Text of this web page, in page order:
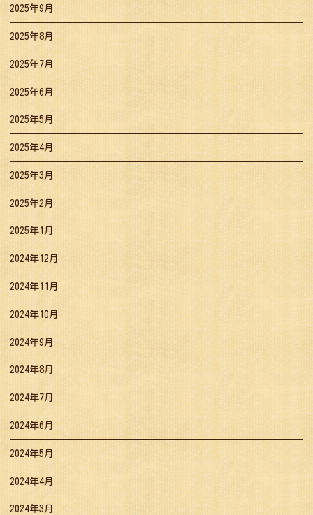
2025年9月
2025年8月
2025年7月
2025年6月
2025年5月
2025年4月
2025年3月
2025年2月
2025年1月
2024年12月
2024年11月
2024年10月
2024年9月
2024年8月
2024年7月
2024年6月
2024年5月
2024年4月
2024年3月